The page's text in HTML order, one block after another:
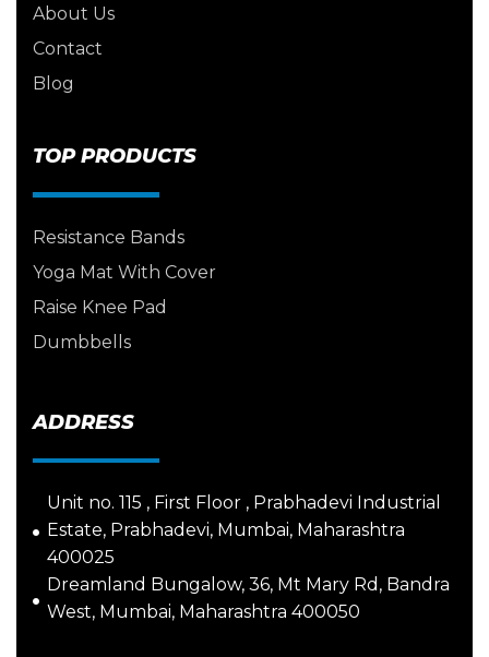
About Us
Contact
Blog
TOP PRODUCTS
Resistance Bands
Yoga Mat With Cover
Raise Knee Pad
Dumbbells
ADDRESS
Unit no. 115 , First Floor , Prabhadevi Industrial
Estate, Prabhadevi, Mumbai, Maharashtra
400025
Dreamland Bungalow, 36, Mt Mary Rd, Bandra
West, Mumbai, Maharashtra 400050